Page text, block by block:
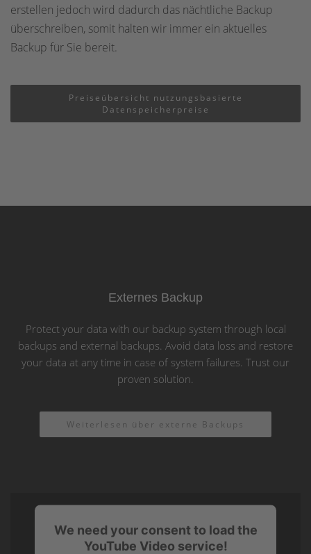
erstellen jedoch wird dadurch das nächtliche Backup
überschreiben, somit halten wir immer ein aktuelles
Backup für Sie bereit.
Preiseübersicht nutzungsbasierte
Datenspeicherpreise
Externes Backup
Protect your data with our backup system through local
backups and external backups. Avoid data loss and restore
your data at any time in case of system failures. Trust our
proven solution.
Weiterlesen über externe Backups
We need your consent to load the
YouTube Video service!